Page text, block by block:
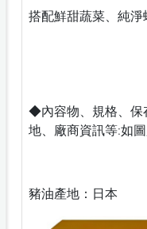
搭配鮮甜蔬菜、純淨
◆內容物、規格、保
地、廠商資訊等:如
豬油產地：日本